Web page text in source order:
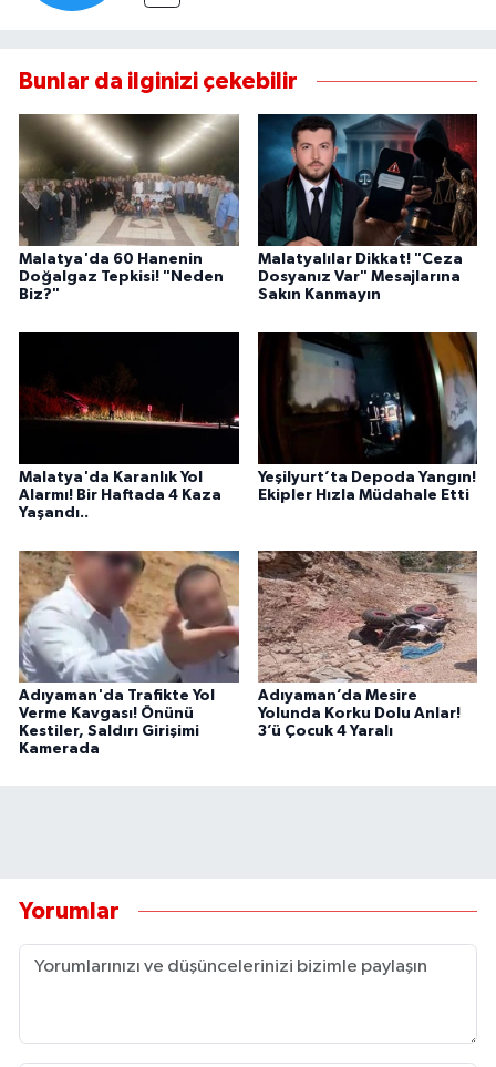
Bunlar da ilginizi çekebilir
Malatya'da 60 Hanenin
Doğalgaz Tepkisi! "Neden
Biz?"
Malatyalılar Dikkat! "Ceza
Dosyanız Var" Mesajlarına
Sakın Kanmayın
Malatya'da Karanlık Yol
Alarmı! Bir Haftada 4 Kaza
Yaşandı..
Yeşilyurt’ta Depoda Yangın!
Ekipler Hızla Müdahale Etti
Adıyaman'da Trafikte Yol
Verme Kavgası! Önünü
Kestiler, Saldırı Girişimi
Kamerada
Adıyaman’da Mesire
Yolunda Korku Dolu Anlar!
3’ü Çocuk 4 Yaralı
Yorumlar